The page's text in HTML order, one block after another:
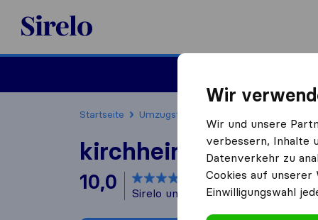
Sirelo.at
Startseite Umzugsfirmen
kirchheim Umzug
10,0 basierend auf 4
Sirelo und Google Bewertungen
i
Wir
Wir und unsere
verbessern, Inhalte
Datenverkehr zu
Cookies auf unserer
Einwilligungswahl